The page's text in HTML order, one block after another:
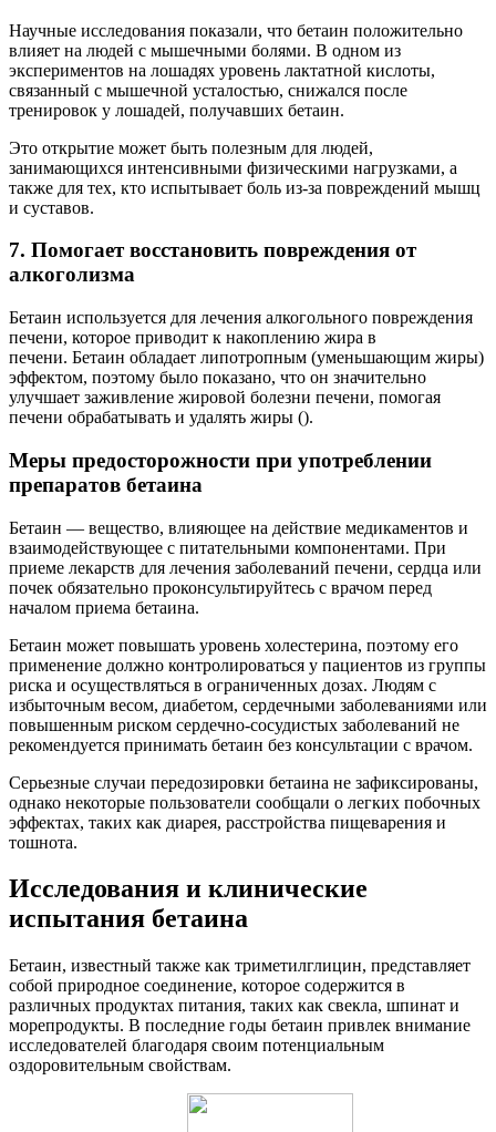
Научные исследования показали, что бетаин положительно
влияет на людей с мышечными болями. В одном из
экспериментов на лошадях уровень лактатной кислоты,
связанный с мышечной усталостью, снижался после
тренировок у лошадей, получавших бетаин.
Это открытие может быть полезным для людей,
занимающихся интенсивными физическими нагрузками, а
также для тех, кто испытывает боль из-за повреждений мышц
и суставов.
7. Помогает восстановить повреждения от
алкоголизма
Бетаин используется для лечения алкогольного повреждения
печени, которое приводит к накоплению жира в
печени. Бетаин обладает липотропным (уменьшающим жиры)
эффектом, поэтому было показано, что он значительно
улучшает заживление жировой болезни печени, помогая
печени обрабатывать и удалять жиры ().
Меры предосторожности при употреблении
препаратов бетаина
Бетаин — вещество, влияющее на действие медикаментов и
взаимодействующее с питательными компонентами. При
приеме лекарств для лечения заболеваний печени, сердца или
почек обязательно проконсультируйтесь с врачом перед
началом приема бетаина.
Бетаин может повышать уровень холестерина, поэтому его
применение должно контролироваться у пациентов из группы
риска и осуществляться в ограниченных дозах. Людям с
избыточным весом, диабетом, сердечными заболеваниями или
повышенным риском сердечно-сосудистых заболеваний не
рекомендуется принимать бетаин без консультации с врачом.
Серьезные случаи передозировки бетаина не зафиксированы,
однако некоторые пользователи сообщали о легких побочных
эффектах, таких как диарея, расстройства пищеварения и
тошнота.
Исследования и клинические
испытания бетаина
Бетаин, известный также как триметилглицин, представляет
собой природное соединение, которое содержится в
различных продуктах питания, таких как свекла, шпинат и
морепродукты. В последние годы бетаин привлек внимание
исследователей благодаря своим потенциальным
оздоровительным свойствам.